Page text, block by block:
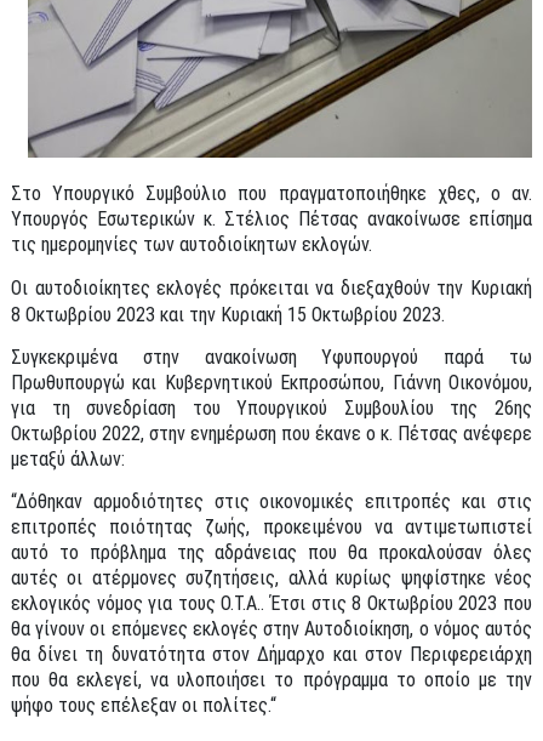
Στο Υπουργικό Συμβούλιο που πραγματοποιήθηκε χθες, ο αν.
Υπουργός Εσωτερικών κ. Στέλιος Πέτσας ανακοίνωσε επίσημα
τις ημερομηνίες των αυτοδιοίκητων εκλογών.
Οι αυτοδιοίκητες εκλογές πρόκειται να διεξαχθούν την Κυριακή
8 Οκτωβρίου 2023 και την Κυριακή 15 Οκτωβρίου 2023.
Συγκεκριμένα στην ανακοίνωση Υφυπουργού παρά τω
Πρωθυπουργώ και Κυβερνητικού Εκπροσώπου, Γιάννη Οικονόμου,
για τη συνεδρίαση του Υπουργικού Συμβουλίου της 26ης
Οκτωβρίου 2022, στην ενημέρωση που έκανε ο κ. Πέτσας ανέφερε
μεταξύ άλλων:
“Δόθηκαν αρμοδιότητες στις οικονομικές επιτροπές και στις
επιτροπές ποιότητας ζωής, προκειμένου να αντιμετωπιστεί
αυτό το πρόβλημα της αδράνειας που θα προκαλούσαν όλες
αυτές οι ατέρμονες συζητήσεις, αλλά κυρίως ψηφίστηκε νέος
εκλογικός νόμος για τους Ο.Τ.Α.. Έτσι στις 8 Οκτωβρίου 2023 που
θα γίνουν οι επόμενες εκλογές στην Αυτοδιοίκηση, ο νόμος αυτός
θα δίνει τη δυνατότητα στον Δήμαρχο και στον Περιφερειάρχη
που θα εκλεγεί, να υλοποιήσει το πρόγραμμα το οποίο με την
ψήφο τους επέλεξαν οι πολίτες.“